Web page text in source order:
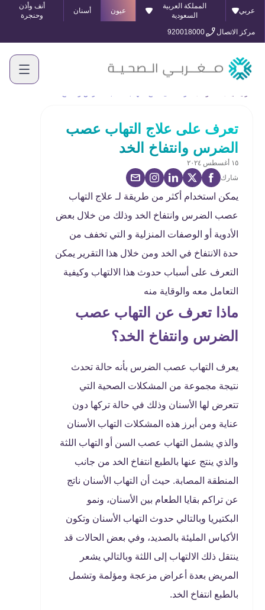
عربي
المملكة العربية
السعودية
عيون أسنان
أنف وأذن
وحنجرة
مركز الاتصال
920018000
تعرف على علاج التهاب عصب
الضرس وانتفاخ الخد
١٥ أغسطس ٢٠٢٤
شارك
يمكن استخدام أكثر من طريقة لـ علاج التهاب
عصب الضرس وانتفاخ الخد وذلك من خلال بعض
الأدوية أو الوصفات المنزلية و التي تخفف من
حدة الانتفاخ في الخد ومن خلال هذا التقرير يمكن
التعرف على أسباب حدوث هذا الالتهاب وكيفية
التعامل معه والوقاية منه
ماذا تعرف عن التهاب عصب
الضرس وانتفاخ الخد؟
يعرف التهاب عصب الضرس بأنه حالة تحدث
نتيجة مجموعة من المشكلات الصحية التي
تتعرض لها الأسنان وذلك في حالة تركها دون
عناية ومن أبرز هذه المشكلات التهاب الأسنان
والذي يشمل التهاب عصب السن أو التهاب اللثة
والذي ينتج عنها بالطبع انتفاخ الخد من جانب
المنطقة المصابة. حيث أن التهاب الأسنان ناتج
عن تراكم بقايا الطعام بين الأسنان، ونمو
البكتيريا وبالتالي حدوث التهاب الأسنان وتكون
الأكياس المليئة بالصديد، وفي بعض الحالات قد
ينتقل ذلك الالتهاب إلى اللثة وبالتالي يشعر
المريض بعدة أعراض مزعجة ومؤلمة وتشمل
بالطبع انتفاخ الخد.